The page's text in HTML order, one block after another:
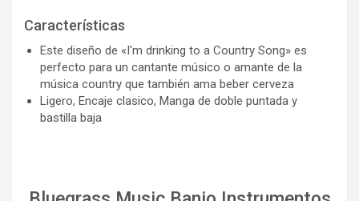
Características
Este diseño de «I'm drinking to a Country Song» es
perfecto para un cantante músico o amante de la
música country que también ama beber cerveza
Ligero, Encaje clasico, Manga de doble puntada y
bastilla baja